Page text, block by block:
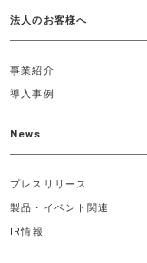
法人のお客様へ
事業紹介
導入事例
News
プレスリリース
製品・イベント関連
IR情報